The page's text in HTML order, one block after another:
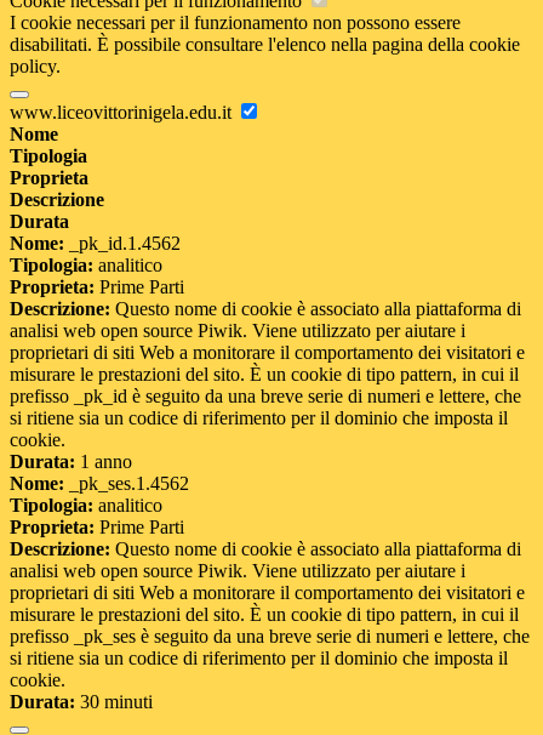
I cookie necessari per il funzionamento non possono essere
disabilitati. È possibile consultare l'elenco nella pagina della cookie
policy.
www.liceovittorinigela.edu.it
Nome
Tipologia
Proprieta
Descrizione
Durata
Nome: _pk_id.1.4562
Tipologia: analitico
Proprieta: Prime Parti
Descrizione: Questo nome di cookie è associato alla piattaforma di
analisi web open source Piwik. Viene utilizzato per aiutare i
proprietari di siti Web a monitorare il comportamento dei visitatori e
misurare le prestazioni del sito. È un cookie di tipo pattern, in cui il
prefisso _pk_id è seguito da una breve serie di numeri e lettere, che
si ritiene sia un codice di riferimento per il dominio che imposta il
cookie.
Durata: 1 anno
Nome: _pk_ses.1.4562
Tipologia: analitico
Proprieta: Prime Parti
Descrizione: Questo nome di cookie è associato alla piattaforma di
analisi web open source Piwik. Viene utilizzato per aiutare i
proprietari di siti Web a monitorare il comportamento dei visitatori e
misurare le prestazioni del sito. È un cookie di tipo pattern, in cui il
prefisso _pk_ses è seguito da una breve serie di numeri e lettere, che
si ritiene sia un codice di riferimento per il dominio che imposta il
cookie.
Durata: 30 minuti